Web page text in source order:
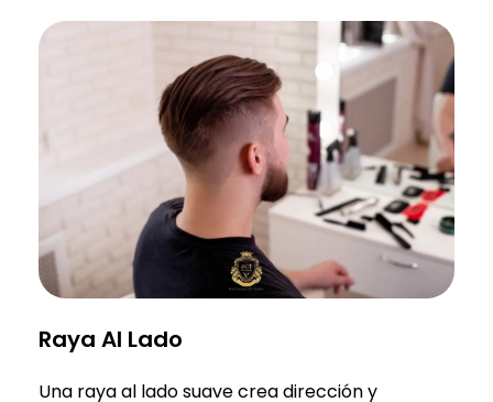
Raya Al Lado
Una raya al lado suave crea dirección y